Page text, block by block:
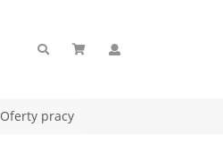
Oferty pracy